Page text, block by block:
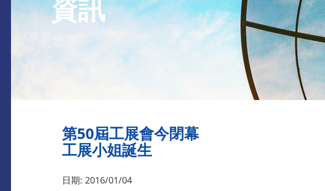
資訊
第50屆工展會今閉幕
工展小姐誕生
日期: 2016/01/04